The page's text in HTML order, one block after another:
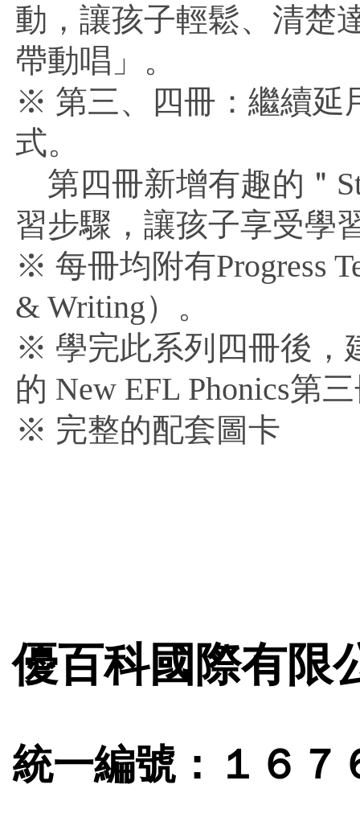
動，讓孩子輕鬆、清楚
帶動唱」。
※ 第三、四冊：繼續延
式。
第四冊新增有趣的＂
習步驟，讓孩子享受學
※ 每冊均附有Progress
& Writing）。
※ 學完此系列四冊後，
的 New EFL Phonics第
※ 完整的配套圖卡
優百科國際有限
統一編號：１６７